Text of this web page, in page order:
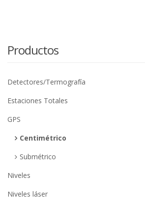
Productos
Detectores/Termografía
Estaciones Totales
GPS
Centimétrico
Submétrico
Niveles
Niveles láser